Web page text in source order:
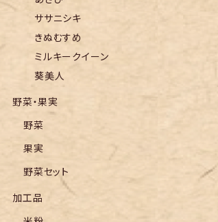
ササニシキ
きぬむすめ
ミルキークイーン
葵美人
野菜・果実
野菜
果実
野菜セット
加工品